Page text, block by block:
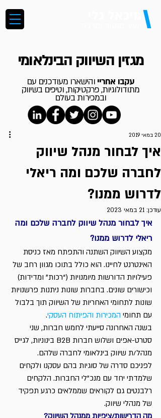
\
מגזין השיווק הבינלאומי
עקבו אחריי והישארו מעודכנים עם
מתודולוגיות, פרקטיקות, וטיפים בשיווק
ובמכירות בעולם
איך לבחור מנהל שיווק
לחברה שלכם ומה ריאלי
לדרוש ממנו?
20 במאי 2019
עודכן: 21 במאי 2023
איך לבחור מנהל שיווק לחברה שלכם ומה
ריאלי לדרוש ממנו?
מקצוע השיווק השתנה והתפתח מאז כניסת
האינטרנט לחיינו. הוא כולל בתוכו מגוון רחב של
פעילויות הדורשות מיומנויות (“רכות” ומדידות)
וכישורים שונים. בחברות שונות ניתנות פרשנויות
שונות לתחומי האחריות של השיווק תוך בלבול
עם תחומי המכירות והפיתוח העסקי.
בשנה האחרונה סייעתי לחמש חברות, שני
סטרט-אפים ושלוש חברות B2B בינוניות, לגייס
מנהל/ת שיווק בינלאומי לחברה שלהם.
לפניכם סדרה של סוגיות בהם עסקנו ולקחים
שלמדתי יחד עם מנכ”לי החברות. הלקחים
רלבנטים גם לקוראים שממלאים כרגע תפקיד
של מנהלי שיווק.
מה הדרישות/ציפיות ממנהל השיווק?